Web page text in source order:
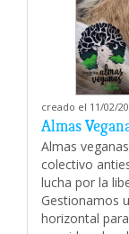
creado el 11/02/
Almas
Almas
colectivo
lucha por la
Gestionamos
horizontal